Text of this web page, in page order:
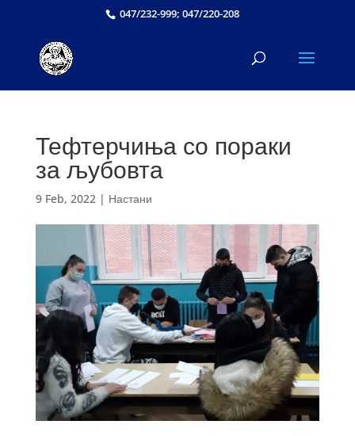
047/232-999; 047/220-208
Тефтерчиња со пораки
за љубовта
9 Feb, 2022| Настани